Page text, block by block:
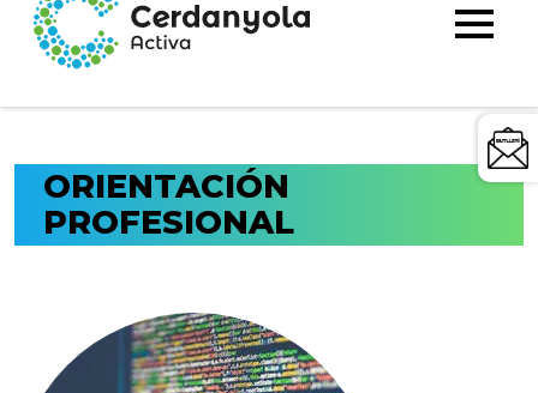
ORIENTACIÓN
PROFESIONAL